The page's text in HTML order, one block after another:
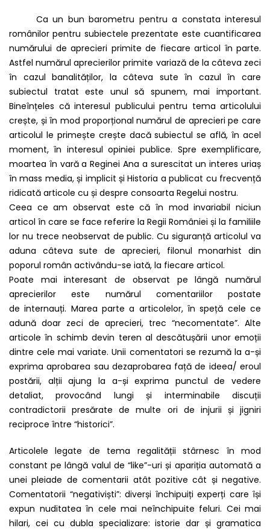
Ca un bun barometru pentru a constata interesul
românilor pentru subiectele prezentate este cuantificarea
numărului de aprecieri primite de fiecare articol în parte.
Astfel numărul aprecierilor primite variază de la câteva zeci
în cazul banalităților, la câteva sute în cazul în care
subiectul tratat este unul să spunem, mai important.
Bineînțeles că interesul publicului pentru tema articolului
crește, și în mod proporțional numărul de aprecieri pe care
articolul le primește crește dacă subiectul se află, în acel
moment, în interesul opiniei publice. Spre exemplificare,
moartea în vară a Reginei Ana a surescitat un interes uriaș
în mass media, și implicit și Historia a publicat cu frecvență
ridicată articole cu și despre consoarta Regelui nostru.
Ceea ce am observat este că în mod invariabil niciun
articol în care se face referire la Regii României și la familiile
lor nu trece neobservat de public. Cu siguranță articolul va
aduna câteva sute de aprecieri, filonul monarhist din
poporul român activându-se iată, la fiecare articol.
Poate mai interesant de observat pe lângă numărul
aprecierilor este numărul comentariilor postate
de internauți. Marea parte a articolelor, în speță cele ce
adună doar zeci de aprecieri, trec “necomentate”. Alte
articole în schimb devin teren al descătușării unor emoții
dintre cele mai variate. Unii comentatori se rezumă la a-și
exprima aprobarea sau dezaprobarea față de ideea/ eroul
postării, alții ajung la a-și exprima punctul de vedere
detaliat, provocând lungi și interminabile discuții
contradictorii presărate de multe ori de injurii și jigniri
reciproce între “historici”.
Articolele legate de tema regalității stârnesc în mod
constant pe lângă valul de “like”-uri și apariția automată a
unei pleiade de comentarii atât pozitive cât și negative.
Comentatorii “negativiști”: diverși închipuiți experți care își
expun nuditatea în cele mai neînchipuite feluri. Cei mai
hilari, cei cu dubla specializare: istorie dar și gramatica